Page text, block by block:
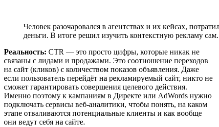
Человек разочаровался в агентствах и их кейсах,
деньги. В итоге решил изучить контекстную рекламу сам.
Реальность: CTR — это просто цифры, которые никак не
связаны с лидами и продажами. Это соотношение переходов
на сайт (кликов) с количеством показов объявления. Даже
если пользователь перейдёт на рекламируемый сайт, никто не
сможет гарантировать совершения целевого действия.
Именно поэтому к кампаниям в Директе или AdWords нужно
подключать сервисы веб-аналитики, чтобы понять, на каком
этапе отваливаются потенциальные клиенты и как вообще
они ведут себя на сайте.